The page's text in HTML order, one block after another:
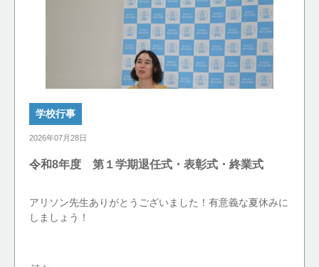
学校行事
2026年07月28日
令和8年度 第１学期退任式・表彰式・終業式
アリソン先生ありがとうございました！有意義な夏休みに
しましょう！